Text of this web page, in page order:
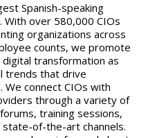
Spanish-speaking
over 580,000 CIOs
organizations across
counts, we promote
transformation as
trends that drive
We connect CIOs with
through a variety of
training sessions,
of-the-art channels.